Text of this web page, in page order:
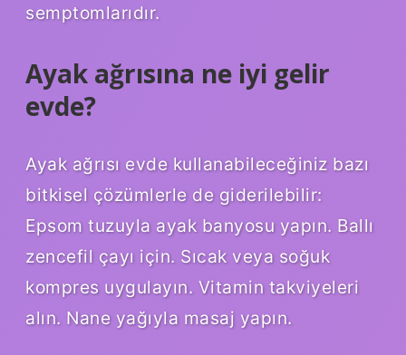
semptomlarıdır.
Ayak ağrısına ne iyi gelir
evde?
Ayak ağrısı evde kullanabileceğiniz bazı
bitkisel çözümlerle de giderilebilir:
Epsom tuzuyla ayak banyosu yapın. Ballı
zencefil çayı için. Sıcak veya soğuk
kompres uygulayın. Vitamin takviyeleri
alın. Nane yağıyla masaj yapın.